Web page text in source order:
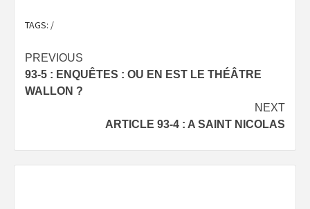
TAGS: /
Post
navigation
PREVIOUS
93-5 : ENQUÊTES : OU EN EST LE THÉÂTRE
WALLON ?
NEXT
ARTICLE 93-4 : A SAINT NICOLAS